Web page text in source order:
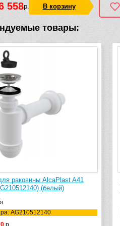
558р. В корзину
товары:
раковины AlcaPlast A410
(белый)
AG210512432
р.